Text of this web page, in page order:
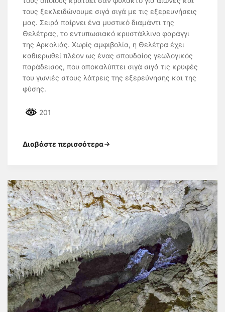
τους ξεκλειδώνουμε σιγά σιγά με τις εξερευνήσεις
μας. Σειρά παίρνει ένα μυστικό διαμάντι της
Θελέτρας, το εντυπωσιακό κρυστάλλινο φαράγγι
της Αρκολιάς. Χωρίς αμφιβολία, η Θελέτρα έχει
καθιερωθεί πλέον ως ένας σπουδαίος γεωλογικός
παράδεισος, που αποκαλύπτει σιγά σιγά τις κρυφές
του γωνιές στους λάτρεις της εξερεύνησης και της
φύσης.
201
Διαβάστε περισσότερα